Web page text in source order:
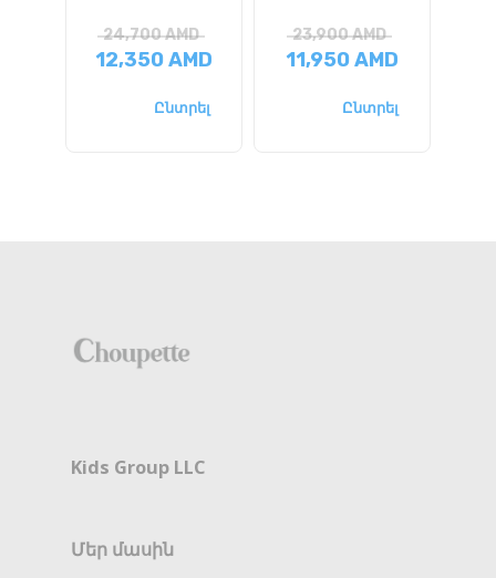
24,700AMD
12,350AMD
Ընտրել
23,900AMD
11,950AMD
Ընտրել
Kids Group LLC
Մեր մասին